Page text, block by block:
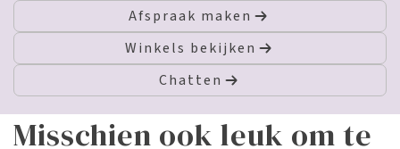
Afspraak maken
Winkels bekijken
Chatten
Misschien ook leuk om te